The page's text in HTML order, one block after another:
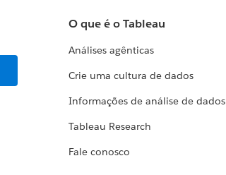
O que é o Tableau
Análises agênticas
Crie uma cultura de dados
Informações de análise de dados
Tableau Research
Fale conosco